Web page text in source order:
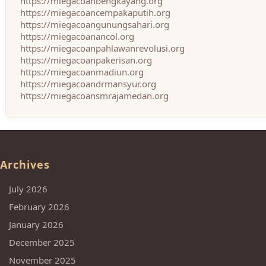
https://miegacoancempakaputih.org
https://miegacoangunungsahari.org
https://miegacoanancol.org
https://miegacoanpahlawanrevolusi.org
https://miegacoanpakerisan.org
https://miegacoanmadiun.org
https://miegacoandrmansyur.org
https://miegacoansmrajamedan.org
Archives
July 2026
February 2026
January 2026
December 2025
November 2025